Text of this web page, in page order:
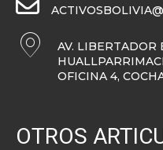
AV. LIBERTADOR
OFICINA 4,
OTROS